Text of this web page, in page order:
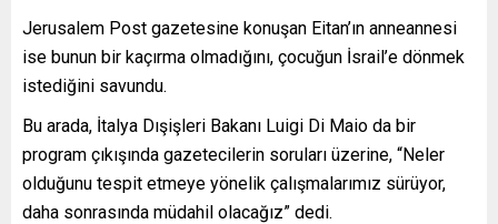
Jerusalem Post gazetesine konuşan Eitan’ın anneannesi
ise bunun bir kaçırma olmadığını, çocuğun İsrail’e dönmek
istediğini savundu.
Bu arada, İtalya Dışişleri Bakanı Luigi Di Maio da bir
program çıkışında gazetecilerin soruları üzerine, “Neler
olduğunu tespit etmeye yönelik çalışmalarımız sürüyor,
daha sonrasında müdahil olacağız” dedi.